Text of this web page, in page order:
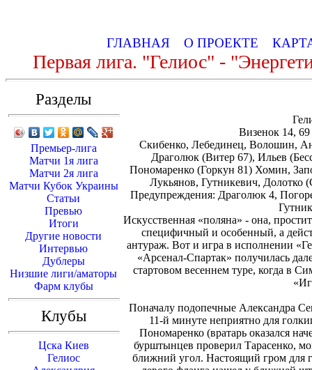
ГЛАВНАЯ О ПРОЕКТЕ
Первая лига. "Гелиос" -
Разделы
Премьер-лига
Матчи 1я лига
Матчи 2я лига
Матчи Кубок Украины
Статьи
Превью
Итоги
Другие новости
Интервью
Дублеры
Низшие лиги/аматоры
Фарм клубы
Клубы
Цска Киев
Гелиос
Визенок 14,
Скибенко, Лебединец, Волошин,
Драголюк (Витер 67), Ильев
Пономаренко (Горкун 81) Хомин,
Лукьянов, Гутникевич, Долотко
Предупреждения: Драголюк 4,
Искусственная «поляна» - она,
специфичный и особенный, а
антураж. Вот и игра в исполнении
«Арсенал-Спартак» получилась
стартовом весеннем туре, когда в
Поначалу подопечные Александра
11-й минуте неприятно для
Пономаренко (вратарь оказался
бурштынцев проверил Тарасенко,
ближний угол. Настоящий гром для